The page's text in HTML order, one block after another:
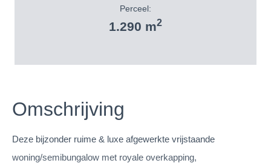
Perceel:
1.290 m2
Omschrijving
Deze bijzonder ruime & luxe afgewerkte vrijstaande
woning/semibungalow met royale overkapping,